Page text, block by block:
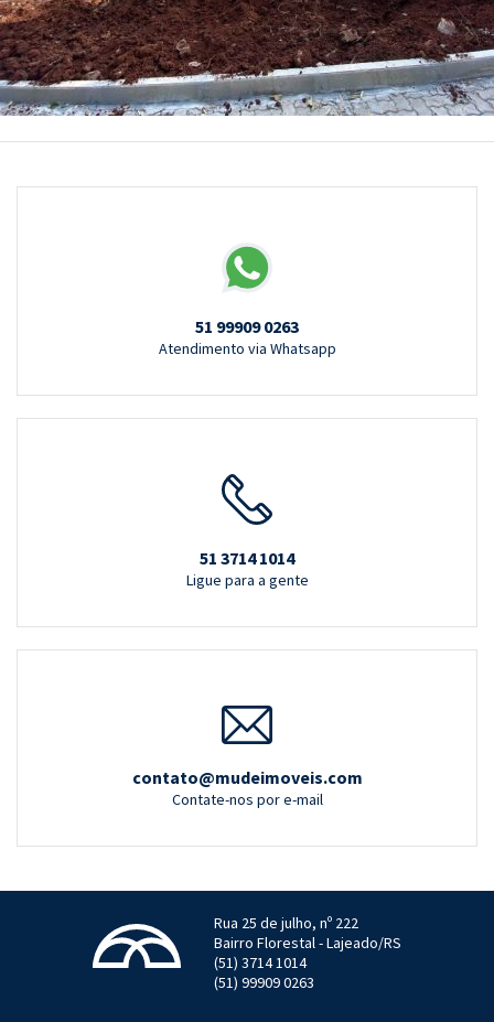
51 99909 0263
Atendimento via Whatsapp
51 3714 1014
Ligue para a gente
contato@mudeimoveis.com
Contate-nos por e-mail
Rua 25 de julho, nº 222
Bairro Florestal - Lajeado/RS
(51) 3714 1014
(51) 99909 0263